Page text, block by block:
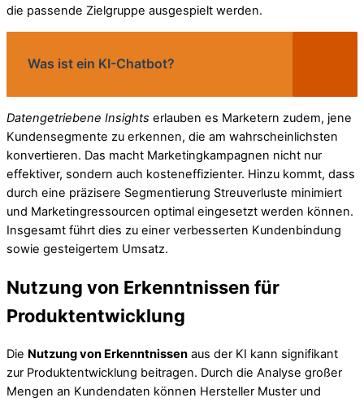
die passende Zielgruppe ausgespielt werden.
Was ist ein KI-Chatbot?
Datengetriebene Insights erlauben es Marketern zudem, jene
Kundensegmente zu erkennen, die am wahrscheinlichsten
konvertieren. Das macht Marketingkampagnen nicht nur
effektiver, sondern auch kosteneffizienter. Hinzu kommt, dass
durch eine präzisere Segmentierung Streuverluste minimiert
und Marketingressourcen optimal eingesetzt werden können.
Insgesamt führt dies zu einer verbesserten Kundenbindung
sowie gesteigertem Umsatz.
Nutzung von Erkenntnissen für
Produktentwicklung
Die Nutzung von Erkenntnissen aus der KI kann signifikant
zur Produktentwicklung beitragen. Durch die Analyse großer
Mengen an Kundendaten können Hersteller Muster und